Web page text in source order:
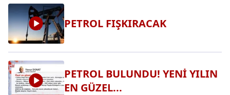
PETROL FIŞKIRACAK
PETROL BULUNDU! YENİ YILIN
EN GÜZEL...